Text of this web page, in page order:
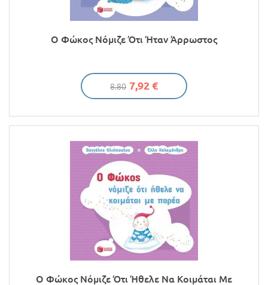
Ο Φώκος Νόμιζε Ότι Ήταν Άρρωστος
8.80 7,92 €
Ο Φώκος Νόμιζε Ότι Ήθελε Να Κοιμάται Με